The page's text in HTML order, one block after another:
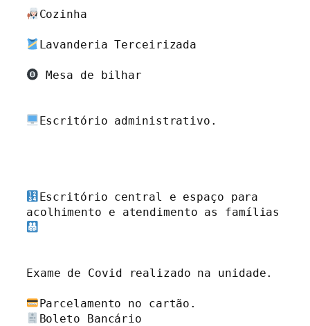
Cozinha
Lavanderia Terceirizada
Mesa de bilhar
Escritório administrativo.
Escritório central e espaço para
Exame de Covid realizado na unidade.